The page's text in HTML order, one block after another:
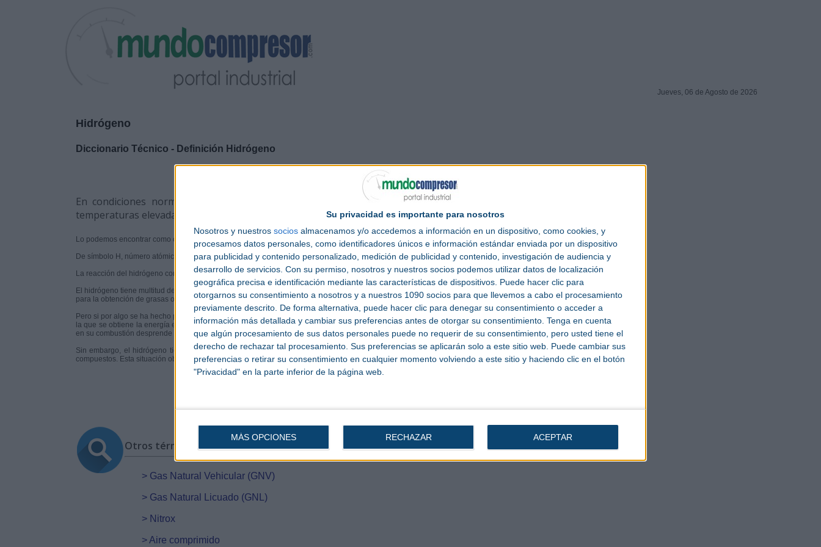
Su privacidad es importante para nosotros
Nosotros y nuestros socios almacenamos y/o accedemos a información en un dispositivo, como cookies, y
procesamos datos personales, como identificadores únicos e información estándar enviada por un dispositivo
para publicidad y contenido personalizado, medición de publicidad y contenido, investigación de audiencia y
desarrollo de servicios. Con su permiso, nosotros y nuestros socios podemos utilizar datos de localización
geográfica precisa e identificación mediante las características de dispositivos. Puede hacer clic para
otorgarnos su consentimiento a nosotros y a nuestros 1090 socios para que llevemos a cabo el procesamiento
previamente descrito. De forma alternativa, puede hacer clic para denegar su consentimiento o acceder a
información más detallada y cambiar sus preferencias antes de otorgar su consentimiento. Tenga en cuenta
que algún procesamiento de sus datos personales puede no requerir de su consentimiento, pero usted tiene el
derecho de rechazar tal procesamiento. Sus preferencias se aplicarán solo a este sitio web. Puede cambiar sus
preferencias o retirar su consentimiento en cualquier momento volviendo a este sitio y haciendo clic en el botón
"Privacidad" en la parte inferior de la página web.
MÁS OPCIONES RECHAZAR ACEPTAR
Jueves, 06 de Agosto de 2026
Hidrógeno
Diccionario Técnico - Definición Hidrógeno
En condiciones normales, el
incoloro, inodoro, insípido y muy reactivo a
temperaturas elevadas. Ocupa el primer lugar en la Tabla Periódica.
Lo podemos encontrar como componente en todo el universo, por lo que se puede considerar como el elemento más abundante conocido.
De símbolo H, número atómico 1 y masa atómica 1,00797 g/mol, con una densidad de 0,071 g/ml.
La reacción del hidrógeno con el agua (H2O) forma el agua, elemento fundamental para la vida en la tierra.
El hidrógeno tiene multitud de usos y aplicaciones. Su uso es necesario en el refino del petróleo, en la hidrogenación de aceites vegetales
para la obtención de grasas o como propulsor de cohetes en combinación con otros gases.
Pero si por algo se ha hecho popular en los últimos años, es por su uso como combustible del futuro en la llamada pila de combustible con
la que se obtiene la energía eléctrica para el accionamiento del motor de los vehículos. El hidrógeno es un combustible ecológico porque
en su combustión desprende solo agua pura. Además, la obtención del hidrógeno en la naturaleza es inagotable.
Sin embargo, el hidrógeno tiene un gran problema y es que no se encuentra en estado libre en la naturaleza, sino formando parte de
compuestos. Esta situación obliga a desarrollar complejos procesos para su producción.
Otros términos
> Gas Natural Vehicular (GNV)
> Gas Natural Licuado (GNL)
> Nitrox
>Aire comprimido